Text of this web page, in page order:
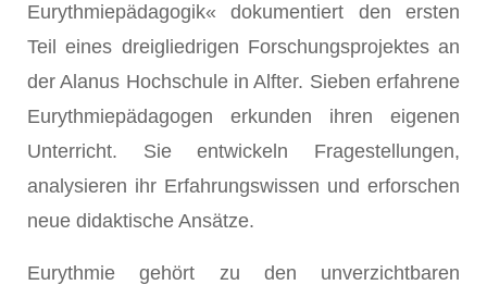
Eurythmiepädagogik« dokumentiert den ersten
Teil eines dreigliedrigen Forschungsprojektes an
der Alanus Hochschule in Alfter. Sieben erfahrene
Eurythmiepädagogen erkunden ihren eigenen
Unterricht. Sie entwickeln Fragestellungen,
analysieren ihr Erfahrungswissen und erforschen
neue didaktische Ansätze.
Eurythmie gehört zu den unverzichtbaren